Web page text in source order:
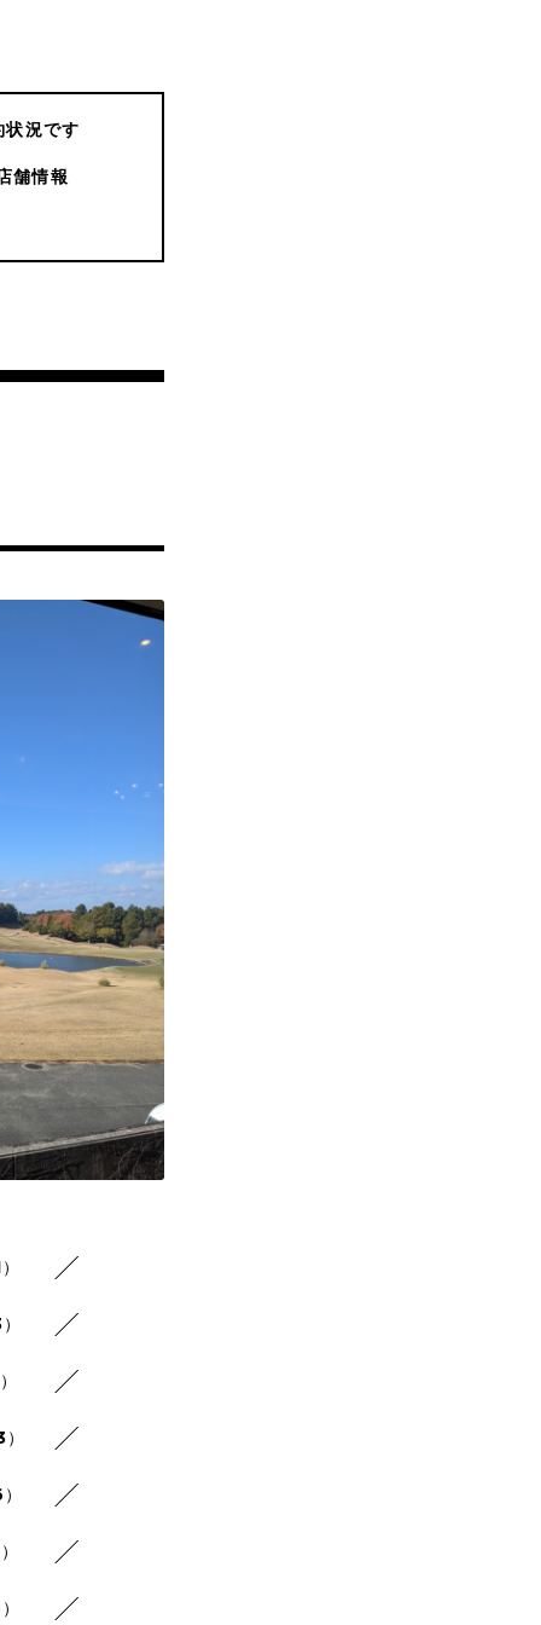
状況です
舗情報